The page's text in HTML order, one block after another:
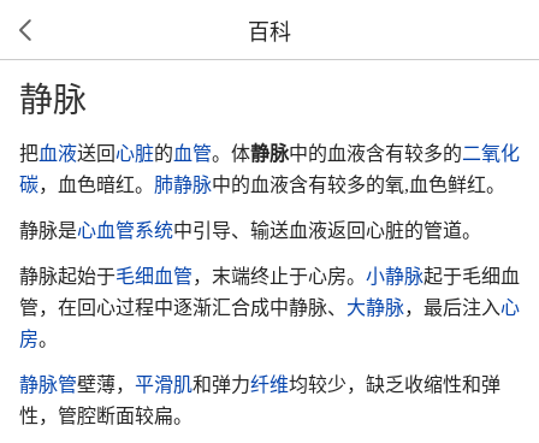
百科
静脉
把血液送回心脏的血管。体静脉中的血液含有较多的二氧化
碳，血色暗红。 肺静脉中的血液含有较多的氧,血色鲜红。
静脉是心血管系统中引导、输送血液返回心脏的管道。
静脉起始于毛细血管，末端终止于心房。 小静脉起于毛细血
管，在回心过程中逐渐汇合成中静脉、 大静脉，最后注入心
房。
静脉管壁薄， 平滑肌和弹力纤维均较少，缺乏收缩性和弹
性，管腔断面较扁。